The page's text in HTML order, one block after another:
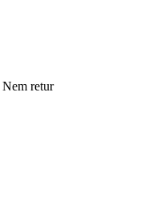
Nem retur